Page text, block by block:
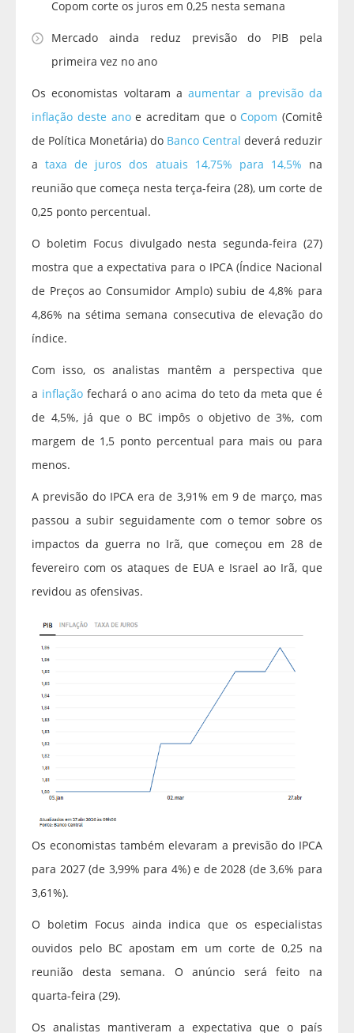
Copom corte os juros em 0,25 nesta semana
Mercado ainda reduz previsão do PIB pela
primeira vez no ano
Os economistas voltaram aaumentar a previsão da
inflação deste anoe acreditam que o Copom (Comitê
de Política Monetária) do Banco Central deverá reduzir
a taxa de juros dos atuais 14,75% para 14,5% na
reunião que começa nesta terça-feira (28), um corte de
0,25 ponto percentual.
O boletim Focus divulgado nesta segunda-feira (27)
mostra que a expectativa para o IPCA (Índice Nacional
de Preços ao Consumidor Amplo) subiu de 4,8% para
4,86% na sétima semana consecutiva de elevação do
índice.
Com isso, os analistas mantêm a perspectiva que
a inflação fechará o ano acima do teto da meta que é
de 4,5%, já que o BC impôs o objetivo de 3%, com
margem de 1,5 ponto percentual para mais ou para
menos.
A previsão do IPCA era de 3,91% em 9 de março, mas
passou a subir seguidamente com o temor sobre os
impactos da guerra no Irã, que começou em 28 de
fevereiro com os ataques de EUA e Israel ao Irã, que
revidou as ofensivas.
Os economistas também elevaram a previsão do IPCA
para 2027 (de 3,99% para 4%) e de 2028 (de 3,6% para
3,61%).
O boletim Focus ainda indica que os especialistas
ouvidos pelo BC apostam em um corte de 0,25 na
reunião desta semana. O anúncio será feito na
quarta-feira (29).
Os analistas mantiveram a expectativa que o país